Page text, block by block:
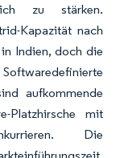
zu stärken.
Kapazität nach
Indien, doch die
aufkommende
Platzhirsche mit
Die